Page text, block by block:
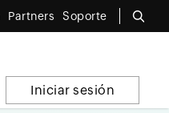
Partners Soporte
Iniciar sesión